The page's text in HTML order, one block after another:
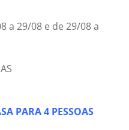
a 29/08 e de 29/08 a
PARA 4 PESSOAS